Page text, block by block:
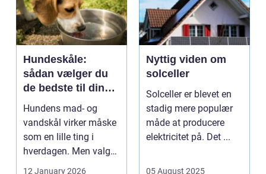
Hundeskåle:
sådan vælger du
de bedste til din
hund
Hundens mad- og
vandskål virker måske
som en lille ting i
hverdagen. Men valg
af sk&arin...
12 January 2026
Nyttig viden om
solceller
Solceller er blevet en
stadig mere populær
måde at producere
elektricitet på. Det ...
05 August 2025